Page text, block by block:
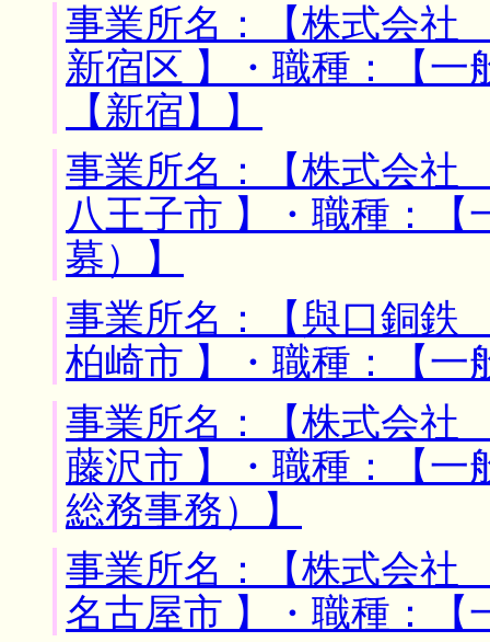
事業所名：【株式会
新宿区 】・職種：【一
【新宿】】
事業所名：【株式会
八王子市 】・職種：【
募）】
事業所名：【與口銅鉄
柏崎市 】・職種：【一
事業所名：【株式会社
藤沢市 】・職種：【一
総務事務）】
事業所名：【株式会
名古屋市 】・職種：【